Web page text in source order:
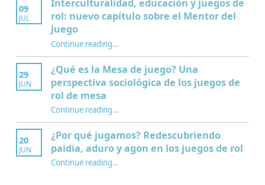
09
JUL
Interculturalidad, educación y juegos de
rol: nuevo capítulo sobre el Mentor del
Juego
Continue reading“Interculturalidad, educación y juegos de rol: nuevo capítulo sobre el Mentor del Juego”
…
29
JUN
¿Qué es la Mesa de juego? Una
perspectiva sociológica de los juegos de
rol de mesa
Continue reading“¿Qué es la Mesa de juego? Una perspectiva sociológica de los juegos de rol de mesa”
…
20
JUN
¿Por qué jugamos? Redescubriendo
paidia, aduro y agon en los juegos de rol
Continue reading“¿Por qué jugamos? Redescubriendo paidia, aduro y agon en los juegos de rol”
…